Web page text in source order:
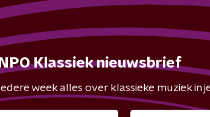
NPO Klassiek nieuwsbrief
Iedere week alles over klassieke muziek in